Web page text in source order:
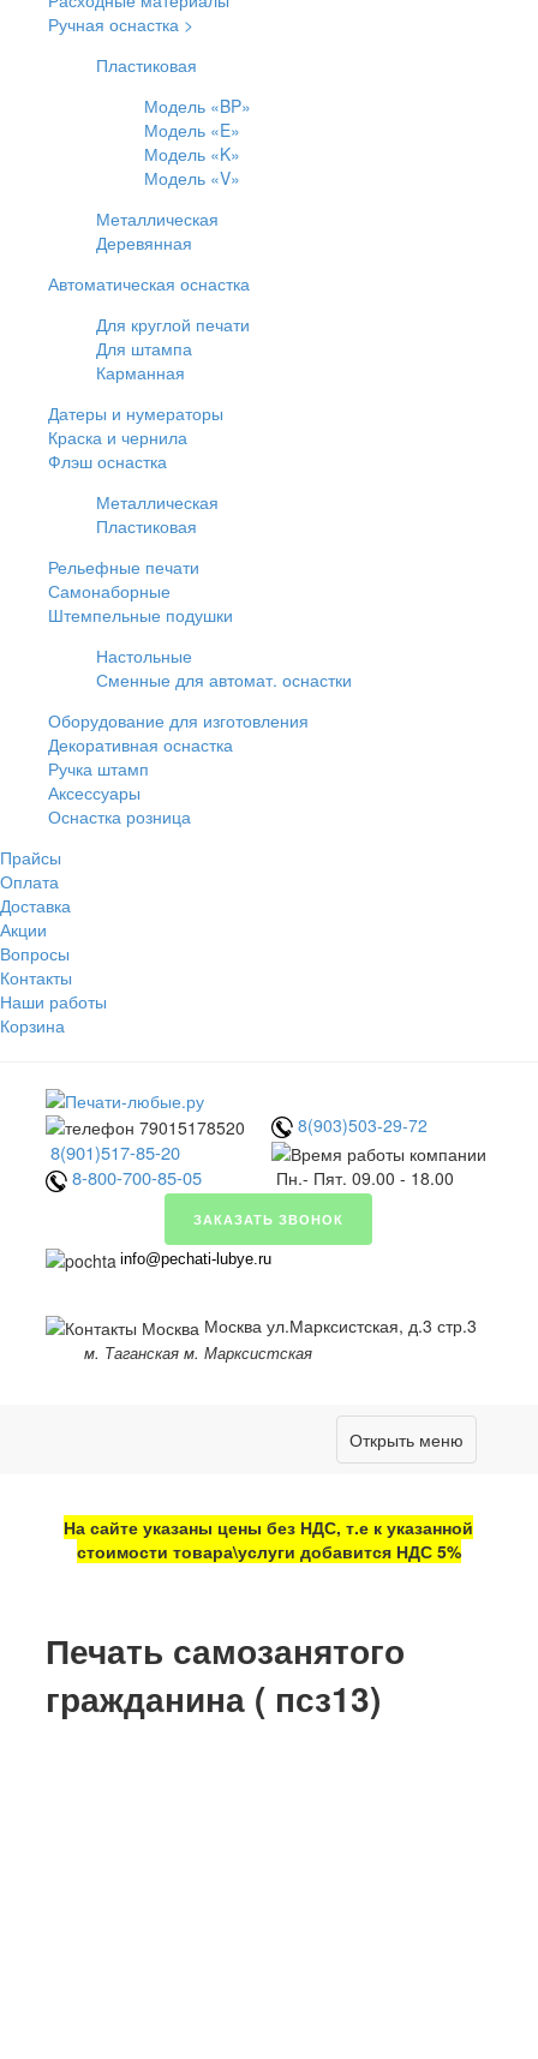
Ручная оснастка >
Пластиковая
Модель «BP»
Модель «E»
Модель «K»
Модель «V»
Металлическая
Деревянная
Автоматическая оснастка
Для круглой печати
Для штампа
Карманная
Датеры и нумераторы
Краска и чернила
Флэш оснастка
Металлическая
Пластиковая
Рельефные печати
Самонаборные
Штемпельные подушки
Настольные
Сменные для автомат. оснастки
Оборудование для изготовления
Декоративная оснастка
Ручка штамп
Аксессуары
Оснастка розница
Прайсы
Оплата
Доставка
Акции
Вопросы
Контакты
Наши работы
Корзина
8(901)517-85-20
8-800-700-85-05
8(903)503-29-72
Пн.- Пят. 09.00 - 18.00
ЗАКАЗАТЬ ЗВОНОК
info@pechati-lubye.ru
Москва ул.Марксистская, д.3 стр.3
м. Таганская м. Марксистская
Открыть меню
На сайте указаны цены без НДС, т.е к указанной
стоимости товара\услуги добавится НДС 5%
Печать самозанятого
гражданина ( псз13)